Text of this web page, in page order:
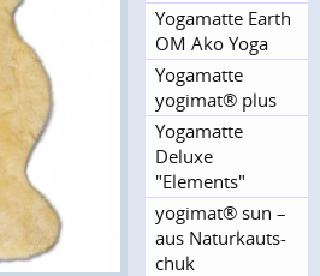
Yogamatte Earth
OM Ako Yoga
Yogamatte
yogimat® plus
Yogamatte
Deluxe
"Elements"
yogimat® sun –
aus Naturkauts­
chuk